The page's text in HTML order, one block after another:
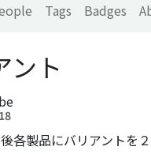
Tags Badges
ント
各製品にバリアントを２